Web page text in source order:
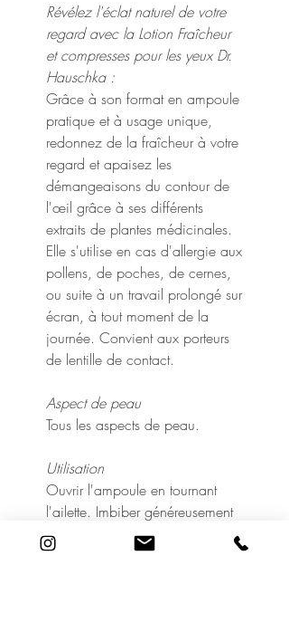
Révélez l'éclat naturel de votre
regard avec la Lotion Fraîcheur
et compresses pour les yeux Dr.
Hauschka :
Grâce à son format en ampoule
pratique et à usage unique,
redonnez de la fraîcheur à votre
regard et apaisez les
démangeaisons du contour de
l'œil grâce à ses différents
extraits de plantes médicinales.
Elle s'utilise en cas d'allergie aux
pollens, de poches, de cernes,
ou suite à un travail prolongé sur
écran, à tout moment de la
journée. Convient aux porteurs
de lentille de contact.
Aspect de peau
Tous les aspects de peau.
Utilisation
Ouvrir l'ampoule en tournant
l'ailette. Imbiber généreusement
un coton avec le contenu.
Diviser le coton en deux,